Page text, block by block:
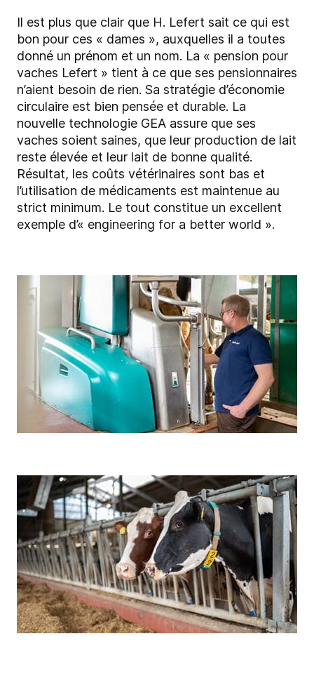
Il est plus que clair que H. Lefert sait ce qui est
bon pour ces « dames », auxquelles il a toutes
donné un prénom et un nom. La « pension pour
vaches Lefert » tient à ce que ses pensionnaires
n’aient besoin de rien. Sa stratégie d’économie
circulaire est bien pensée et durable. La
nouvelle technologie GEA assure que ses
vaches soient saines, que leur production de lait
reste élevée et leur lait de bonne qualité.
Résultat, les coûts vétérinaires sont bas et
l’utilisation de médicaments est maintenue au
strict minimum. Le tout constitue un excellent
exemple d’« engineering for a better world ».